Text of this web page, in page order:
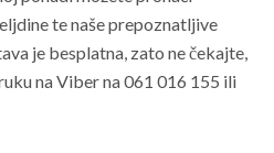
te naše prepoznatljive
je besplatna, zato ne čekajte,
na Viber na 061 016 155 ili